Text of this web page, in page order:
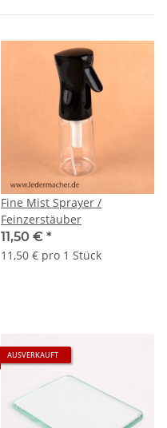
Fine Mist Sprayer /
Feinzerstäuber
11,50 € *
11,50 € pro 1 Stück
AUSVERKAUFT